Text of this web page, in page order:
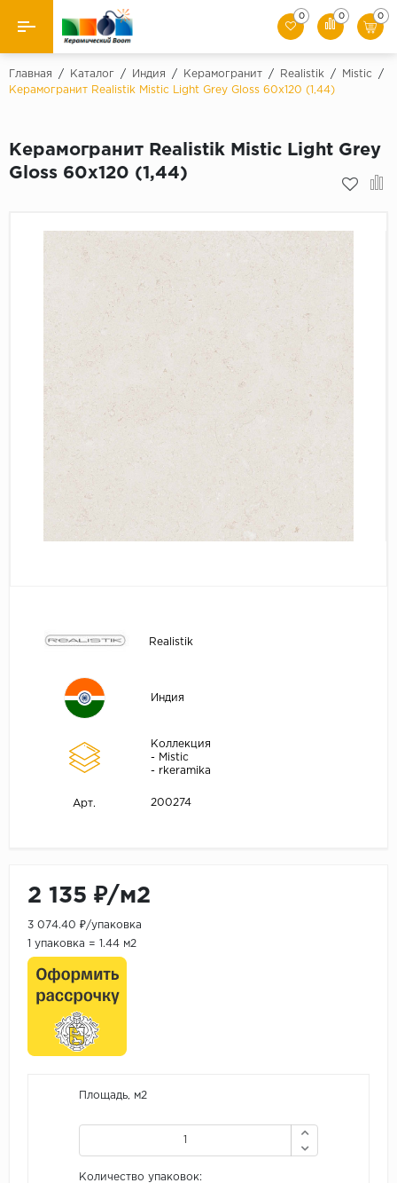
Назад
Керамическая плитка
Мозаики
Искусственный камень
0 0 0
Главная / Каталог / Индия / Керамогранит / Realistik / Mistic
/
Керамогранит Realistik Mistic Light Grey Gloss 60x120 (1,44)
Керамогранит Realistik Mistic Light Grey
Gloss 60x120 (1,44)
Realistik
Индия
Коллекция
- Mistic
- rkeramika
Арт. 200274
2 135 ₽/м2
3 074.40 ₽/упаковка
1 упаковка = 1.44 м2
Площадь, м2
Количество упаковок: